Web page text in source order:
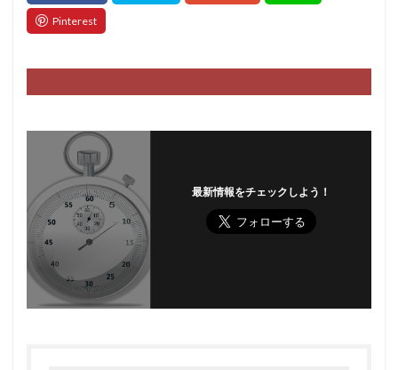
最新情報をチェックしよう！